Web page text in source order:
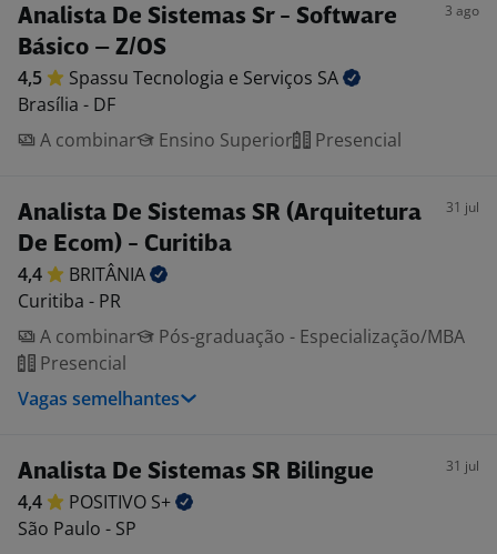
Analista De Sistemas Sr - Software
Básico – Z/OS
3 ago
4,5 Spassu Tecnologia e Serviços SA
Brasília - DF
A combinar
Ensino Superior Presencial
Analista De Sistemas SR (Arquitetura
De Ecom) - Curitiba
31 jul
4,4
BRITÂNIA
Curitiba - PR
A combinar
Pós-graduação - Especialização/MBA
Presencial
Vagas semelhantes
Analista De Sistemas SR Bilingue 31 jul
4,4 POSITIVO S+
São Paulo - SP